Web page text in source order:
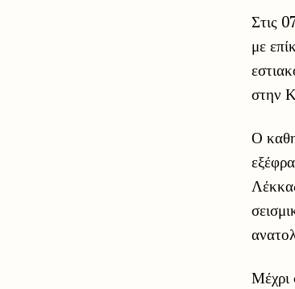
Στις
με
στην
Ο
Μέχρι